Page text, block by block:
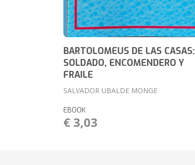
BARTOLOMEUS DE LAS CASAS:
SOLDADO, ENCOMENDERO Y
FRAILE
SALVADOR UBALDE MONGE
EBOOK
€ 3,03